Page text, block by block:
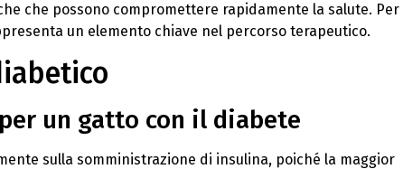
che possono compromettere rapidamente la salute. Per
un elemento chiave nel percorso terapeutico.
un gatto con il diabete
sulla somministrazione di insulina, poiché la maggior